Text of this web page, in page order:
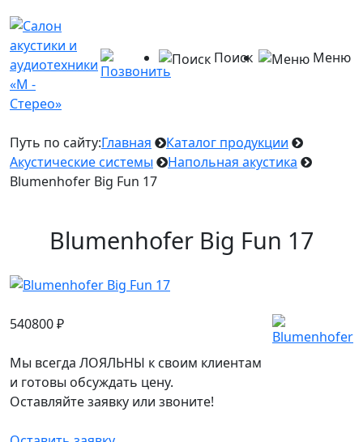
Меню
Поиск
Путь по сайту:Главная
Каталог продукции
Акустические системы
Напольная акустика
Blumenhofer Big Fun 17
Blumenhofer Big Fun 17
540800₽
Мы всегда ЛОЯЛЬНЫ к своим клиентам
и готовы обсуждать цену.
Оставляйте заявку или звоните!